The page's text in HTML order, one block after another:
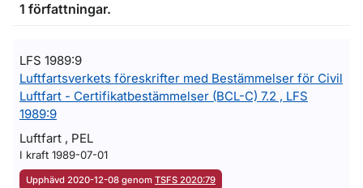
1 författningar.
LFS 1989:9
Luftfartsverkets föreskrifter med Bestämmelser för Civil
Luftfart - Certifikatbestämmelser (BCL-C) 7.2 , LFS
1989:9
Luftfart , PEL
I kraft 1989-07-01
Upphävd 2020-12-08 genom TSFS 2020:79